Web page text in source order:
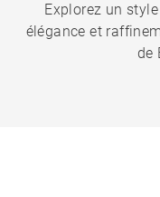
Explorez un
élégance et
de